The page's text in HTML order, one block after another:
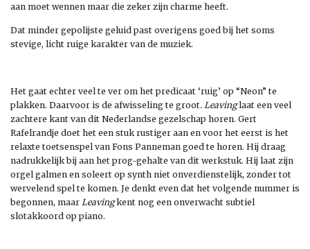
aan moet wennen maar die zeker zijn charme heeft.
Dat minder gepolijste geluid past overigens goed bij het soms
stevige, licht ruige karakter van de muziek.
Het gaat echter veel te ver om het predicaat ‘ruig’ op “Neon” te
plakken. Daarvoor is de afwisseling te groot. Leavinglaat een veel
zachtere kant van dit Nederlandse gezelschap horen. Gert
Rafelrandje doet het een stuk rustiger aan en voor het eerst is het
relaxte toetsenspel van Fons Panneman goed te horen. Hij draag
nadrukkelijk bij aan het prog-gehalte van dit werkstuk. Hij laat zijn
orgel galmen en soleert op synth niet onverdienstelijk, zonder tot
wervelend spel te komen. Je denkt even dat het volgende nummer is
begonnen, maar Leavingkent nog een onverwacht subtiel
slotakkoord op piano.